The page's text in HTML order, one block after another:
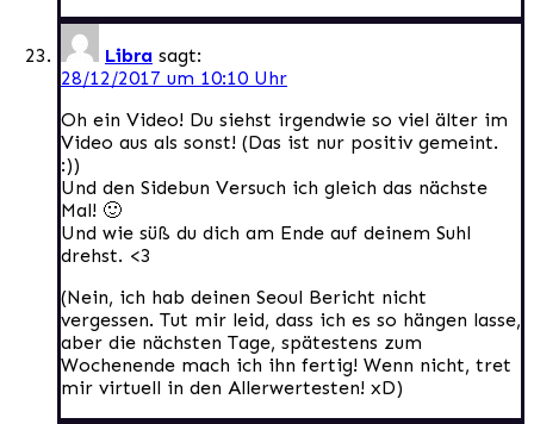
Libra sagt:
28/12/2017 um 10:10 Uhr
Oh ein Video! Du siehst irgendwie so viel älter im
Video aus als sonst! (Das ist nur positiv gemeint.
:))
Und den Sidebun Versuch ich gleich das nächste
Mal! 🙂
Und wie süß du dich am Ende auf deinem Suhl
drehst. <3
(Nein, ich hab deinen Seoul Bericht nicht
vergessen. Tut mir leid, dass ich es so hängen lasse,
aber die nächsten Tage, spätestens zum
Wochenende mach ich ihn fertig! Wenn nicht, tret
mir virtuell in den Allerwertesten! xD)